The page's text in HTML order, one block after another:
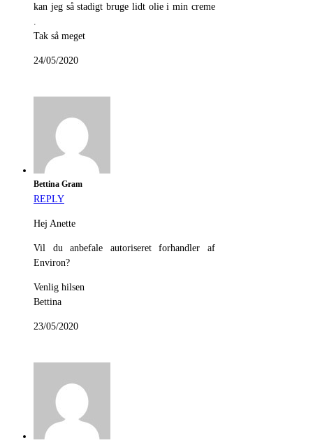
kan jeg så stadigt bruge lidt olie i min creme
.
Tak så meget
24/05/2020
Bettina Gram
REPLY
Hej Anette
Vil du anbefale autoriseret forhandler af
Environ?
Venlig hilsen
Bettina
23/05/2020